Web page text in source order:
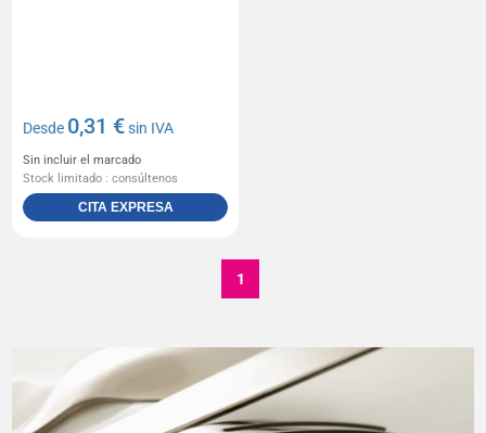
Desde 0,31 €sin IVA
Sin incluir el marcado
Stock limitado : consúltenos
CITA EXPRESA
1